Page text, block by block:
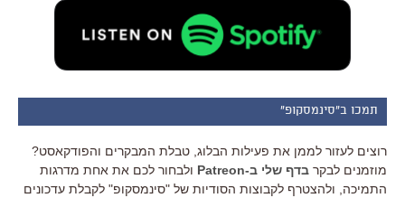
תמכו ב"סינמסקופ"
רוצים לעזור לממן את פעילות הבלוג, טבלת המבקרים והפודקאסט?
מוזמנים לבקר בדף שלי ב-Patreon
ולבחור לכם את אחת מדרגות
התמיכה, ולהצטרף לקבוצות הסודיות של "סינמסקופ" לקבלת עדכונים